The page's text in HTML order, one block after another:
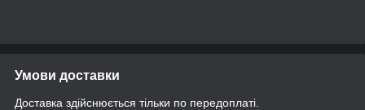
Умови доставки
Доставка здійснюється тільки по передоплаті.